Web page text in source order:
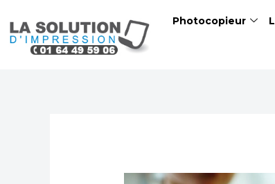
to
content
Photocopieur